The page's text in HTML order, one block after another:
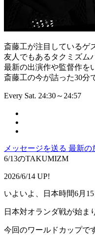
斎藤工が注目しているゲ
友人でもあるタクミズム
最新の出演作や監督作を
斎藤工の今が詰った30分
Every Sat. 24:30～24:57
メッセージを送る 最新の
6/13のTAKUMIZM
2026/6/14 UP!
いよいよ、日本時間6月
日本対オランダ戦が始ま
今回のワールドカップで